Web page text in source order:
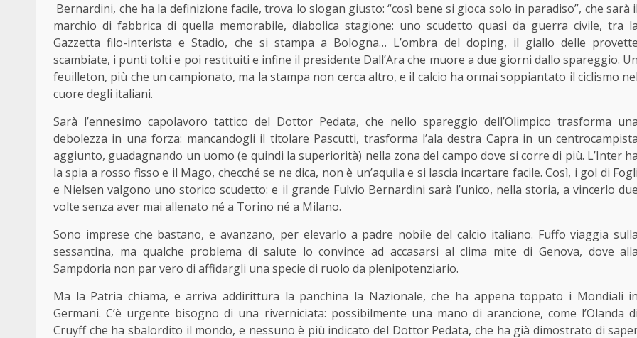
Bernardini, che ha la definizione facile, trova lo slogan giusto: “così bene si gioca solo in paradiso”, che sarà il
marchio di fabbrica di quella memorabile, diabolica stagione: uno scudetto quasi da guerra civile, tra la
Gazzetta filo-interista e Stadio, che si stampa a Bologna… L’ombra del doping, il giallo delle provette
scambiate, i punti tolti e poi restituiti e infine il presidente Dall’Ara che muore a due giorni dallo spareggio. Un
feuilleton, più che un campionato, ma la stampa non cerca altro, e il calcio ha ormai soppiantato il ciclismo nel
cuore degli italiani.
Sarà l’ennesimo capolavoro tattico del Dottor Pedata, che nello spareggio dell’Olimpico trasforma una
debolezza in una forza: mancandogli il titolare Pascutti, trasforma l’ala destra Capra in un centrocampista
aggiunto, guadagnando un uomo (e quindi la superiorità) nella zona del campo dove si corre di più. L’Inter ha
la spia a rosso fisso e il Mago, checché se ne dica, non è un’aquila e si lascia incartare facile. Così, i gol di Fogli
e Nielsen valgono uno storico scudetto: e il grande Fulvio Bernardini sarà l’unico, nella storia, a vincerlo due
volte senza aver mai allenato né a Torino né a Milano.
Sono imprese che bastano, e avanzano, per elevarlo a padre nobile del calcio italiano. Fuffo viaggia sulla
sessantina, ma qualche problema di salute lo convince ad accasarsi al clima mite di Genova, dove alla
Sampdoria non par vero di affidargli una specie di ruolo da plenipotenziario.
Ma la Patria chiama, e arriva addirittura la panchina la Nazionale, che ha appena toppato i Mondiali in
Germani. C’è urgente bisogno di una riverniciata: possibilmente una mano di arancione, come l’Olanda di
Cruyff che ha sbalordito il mondo, e nessuno è più indicato del Dottor Pedata, che ha già dimostrato di